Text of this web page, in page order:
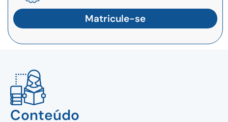
Matricule-se
Conteúdo